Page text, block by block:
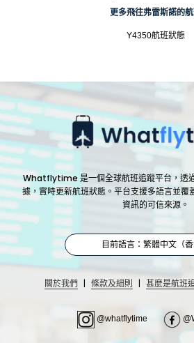
更多飛往弗雷斯諾的
Y4350航班狀態
Whatflytime 是一個全球航班追蹤平台，透
據，實時更新航班狀態。平台支援多語言並覆
資訊的可信來源。
目前語言：繁體中文（香
關於我們 | 條款及細則 | 甚麼是航班
@whatflytime